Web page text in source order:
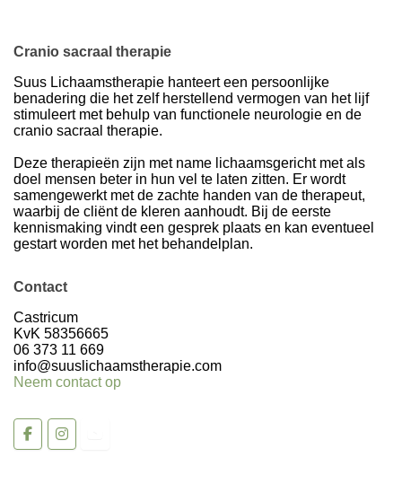
Cranio sacraal therapie
Suus Lichaamstherapie hanteert een persoonlijke
benadering die het zelf herstellend vermogen van het lijf
stimuleert met behulp van functionele neurologie en de
cranio sacraal therapie.
Deze therapieën zijn met name lichaamsgericht met als
doel mensen beter in hun vel te laten zitten. Er wordt
samengewerkt met de zachte handen van de therapeut,
waarbij de cliënt de kleren aanhoudt. Bij de eerste
kennismaking vindt een gesprek plaats en kan eventueel
gestart worden met het behandelplan.
Contact
Castricum
KvK 58356665
06 373 11 669
info@suuslichaamstherapie.com
Neem contact op